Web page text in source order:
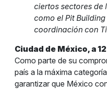
ciertos sectores de
como el Pit
coordinación con
Ciudad de México, a
Como parte de su
país a la máxima
garantizar que México